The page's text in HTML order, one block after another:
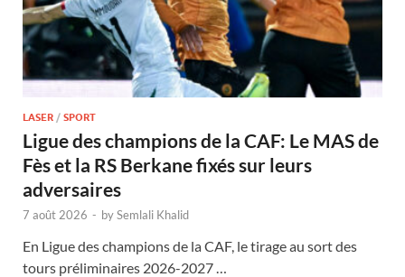
LASER / SPORT
Ligue des champions de la CAF: Le MAS de
Fès et la RS Berkane fixés sur leurs
adversaires
7 août 2026 - bySemlali Khalid
En Ligue des champions de la CAF, le tirage au sort des
tours préliminaires 2026-2027 …